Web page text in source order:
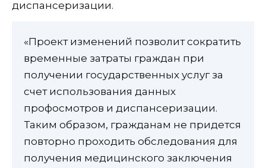
диспансеризации.
«Проект изменений позволит сократить
временные затраты граждан при
получении государственных услуг за
счет использования данных
профосмотров и диспансеризации.
Таким образом, гражданам не придется
повторно проходить обследования для
получения медицинского заключения